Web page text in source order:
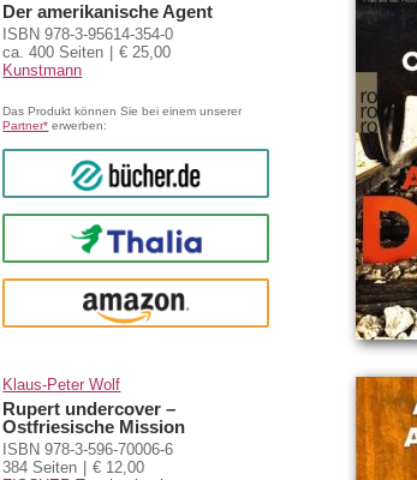
Der amerikanische Agent
ISBN 978-3-95614-354-0
ca. 400 Seiten
€ 25,00
Kunstmann
Das Produkt können Sie bei einem unserer
Partner* erwerben:
bücher.de
Thalia
amazon
Klaus-Peter Wolf
Rupert undercover –
Ostfriesische Mission
ISBN 978-3-596-70006-6
384 Seiten
€ 12,00